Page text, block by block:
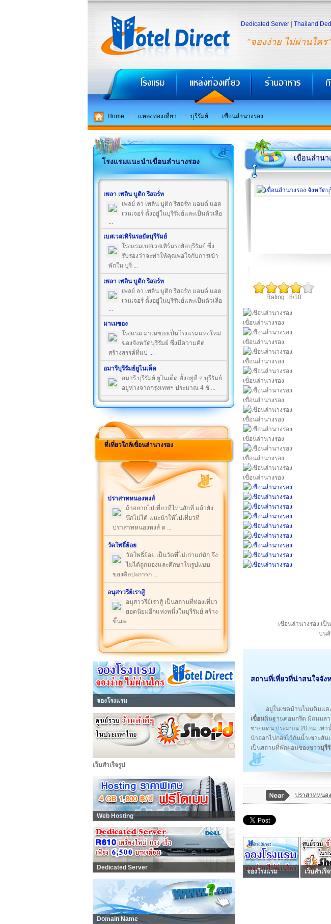
"จองง่าย ไม่ผ่านใคร"
Dedicated Server
Thailand
Home แหล่งท่องเที่ยว บุรีรัมย์ เขื่อนลำนางรอง
โรงแรมแนะนำเขื่อนลำนางรอง
เพลา เพลิน บูติก รีสอร์ท
เพลย์ ลา เพลิน บูติก รีสอร์ท แอนด์ แอด
เวนเจอร์ ตั้งอยู่ในบุรีรัมย์และเป็นตัวเลือ
...
เบสเวสเทิร์นรอยัลบุรีรัมย์
โรงแรมเบสเวสเทิร์นรอยัลบุรีรัมย์ ซึ่ง
รับรองว่าจะทำให้คุณพอใจกับการเข้า
พักใน บุรี ...
เพลา เพลิน บูติก รีสอร์ท
เพลย์ ลา เพลิน บูติก รีสอร์ท แอนด์ แอด
เวนเจอร์ ตั้งอยู่ในบุรีรัมย์และเป็นตัวเลือ
...
มาเมซอง
โรงแรม มาเมซองเป็นโรงแรมแห่งใหม่
ของจังหวัดบุรีรัมย์ ซึ่งมีความคิด
สร้างสรรค์ที่แป ...
อมารีบุรีรัมย์ยูไนเต็ด
อมารี บุรีรัมย์ ยูไนเต็ด ตั้งอยู่ที่ จ.บุรีรัมย์
อยู่ห่างจากกรุงเทพฯ ประมาณ 4 ชั ...
ที่เที่ยวใกล้เขื่อนลำนางรอง
ปราสาทหนองหงส์
ถ้าอยากไปเที่ยวที่ไหนสักที่ แล้วยัง
นึกไม่ได้ แนะนำให้ไปเที่ยวที่
ปราสาทหนองหงส์ ต ...
วัดโพธิ์ย้อย
วัดโพธิ์ย้อย เป็นวัดที่ไม่เก่าแก่นัก จึง
ไม่ได้ถูกมองและศึกษาในรูปแบบ
ของศิลปะการก ...
อนุสาวรีย์เราสู้
อนุสาวรีย์เราสู้ เป็นสถานที่ท่องเที่ยว
ยอดนิยมอีกแห่งหนึ่งในบุรีรัมย์ สร้าง
ขึ้นเพ ...
จองโรงแรม
เว็บสำเร็จรูป
Web Hosting
Dedicated Server
Domain Name
เขื่อนลำนา
Rating : 8/10
เขื่อนลำนางรอง
เขื่อนลำนางรอง
เขื่อนลำนางรอง
เขื่อนลำนางรอง
เขื่อนลำนางรอง
เขื่อนลำนางรอง
เขื่อนลำนางรอง
เขื่อนลำนางรอง
เขื่อนลำนางรอง
เขื่อนลำนางรอง เ
บน
สถานที่เที่ยวที่น่าสนใจจัง
อยู่ในเขตบ้านโนนดินแด
เขื่อนดินฐานคอนกรีต มีถนนล
ชายแดน ประมาณ 20 กม.เท่า
นำออกไปกองไว้กันน้ำเซาะสัน
เป็นสถานที่พักผ่อนของชาวบุรี
ปราสาทหนอ
จองโรงแรม เว็บสำเร็